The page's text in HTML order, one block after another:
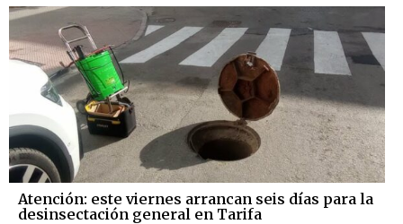
Atención: este viernes arrancan seis días para la
desinsectación general en Tarifa